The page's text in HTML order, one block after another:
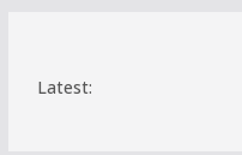
contenido
Latest: